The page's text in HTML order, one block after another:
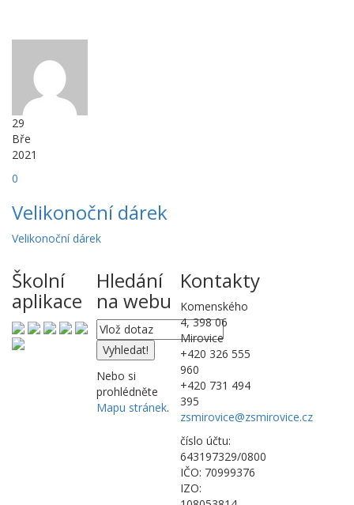
29
Bře
2021
0
Velikonoční dárek
Velikonoční dárek
Školní
aplikace
Hledání
na webu
Nebo si
prohlédněte
Mapu stránek.
Kontakty
Komenského
4, 398 06
Mirovice
+420 326 555
960
+420 731 494
395
zsmirovice@zsmirovice.cz
číslo účtu:
643197329/0800
IČO: 70999376
IZO: